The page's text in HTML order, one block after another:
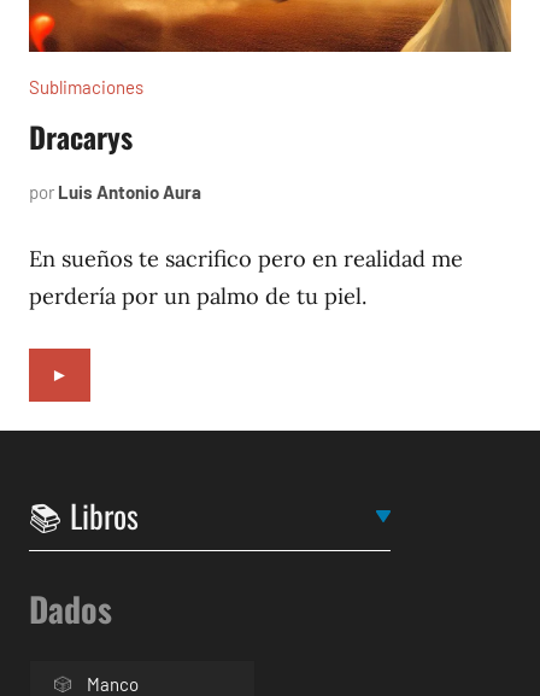
Sublimaciones
Dracarys
por Luis Antonio Aura
2022
En sueños te sacrifico pero en realidad me
perdería por un palmo de tu piel.
►
Dados
Manco